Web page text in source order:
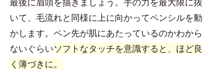
いて、毛流れと同様に上に向かってペンシルを動
かします。ペン先が肌にあたっているのかわから
ないぐらいソフトなタッチを意識すると、ほど良
く薄づきに。